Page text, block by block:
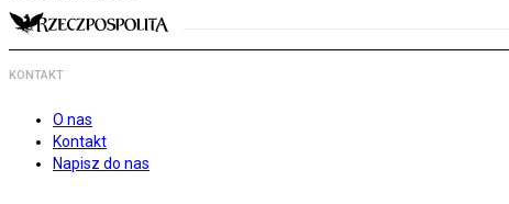
KONTAKT
O nas
Kontakt
Napisz do nas